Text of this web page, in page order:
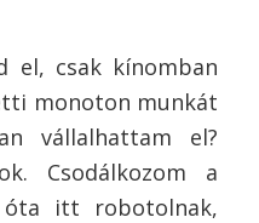
el, csak kínomban
monoton munkát
vállalhattam el?
Csodálkozom a
óta itt robotolnak,